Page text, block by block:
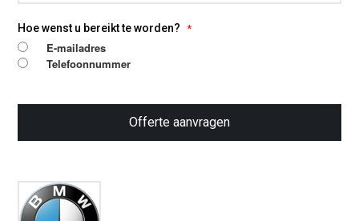
andere turbodruk, inspuiting en koppelbegrenzers
binnen veilige marges. Omdat wij eigen
programmeurs in dienst hebben, kunnen wij de
zomaar een standaard file, maar een afstelling die
Omdat dit een dieselmotor is, is ook
uitschakeling
Hoe wenst u bereikt te worden?
E-mailadres
Telefoonnummer
Offerte aanvragen